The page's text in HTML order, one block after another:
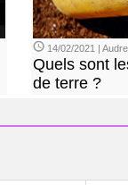
14/02/2021 |
Quels sont
de terre ?